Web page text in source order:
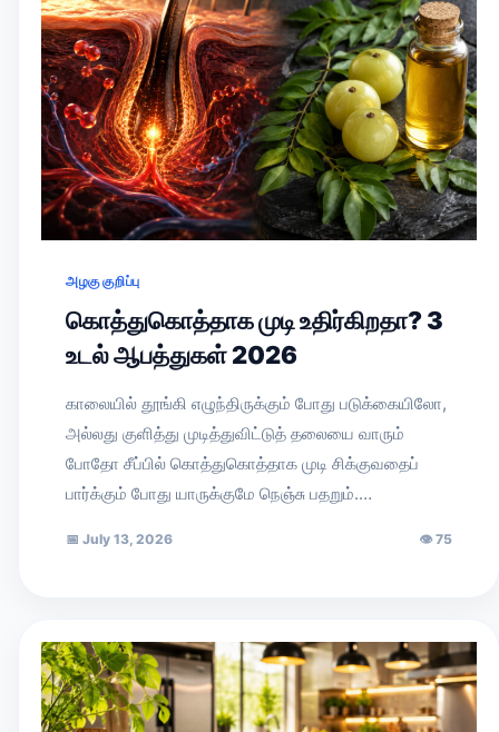
அழகு குறிப்பு
கொத்துகொத்தாக முடி உதிர்கிறதா? 3
உடல் ஆபத்துகள் 2026
காலையில் தூங்கி எழுந்திருக்கும் போது படுக்கையிலோ,
அல்லது குளித்து முடித்துவிட்டுத் தலையை வாரும்
போதோ சீப்பில் கொத்துகொத்தாக முடி சிக்குவதைப்
பார்க்கும் போது யாருக்குமே நெஞ்சு பதறும்.…
📅 July 13, 2026 👁75